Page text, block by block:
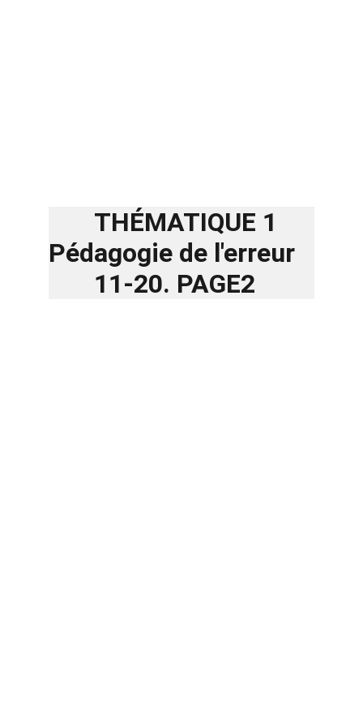
Pédagogie de l'erreur
       11-20. PAGE2